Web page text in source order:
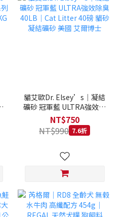
貓艾歐Dr. Elsey’s｜凝結
礦砂 冠軍藍 ULTRA強效除
臭 40LB｜Cat Litter 40磅
士
NT$750
NT$990 7.6折